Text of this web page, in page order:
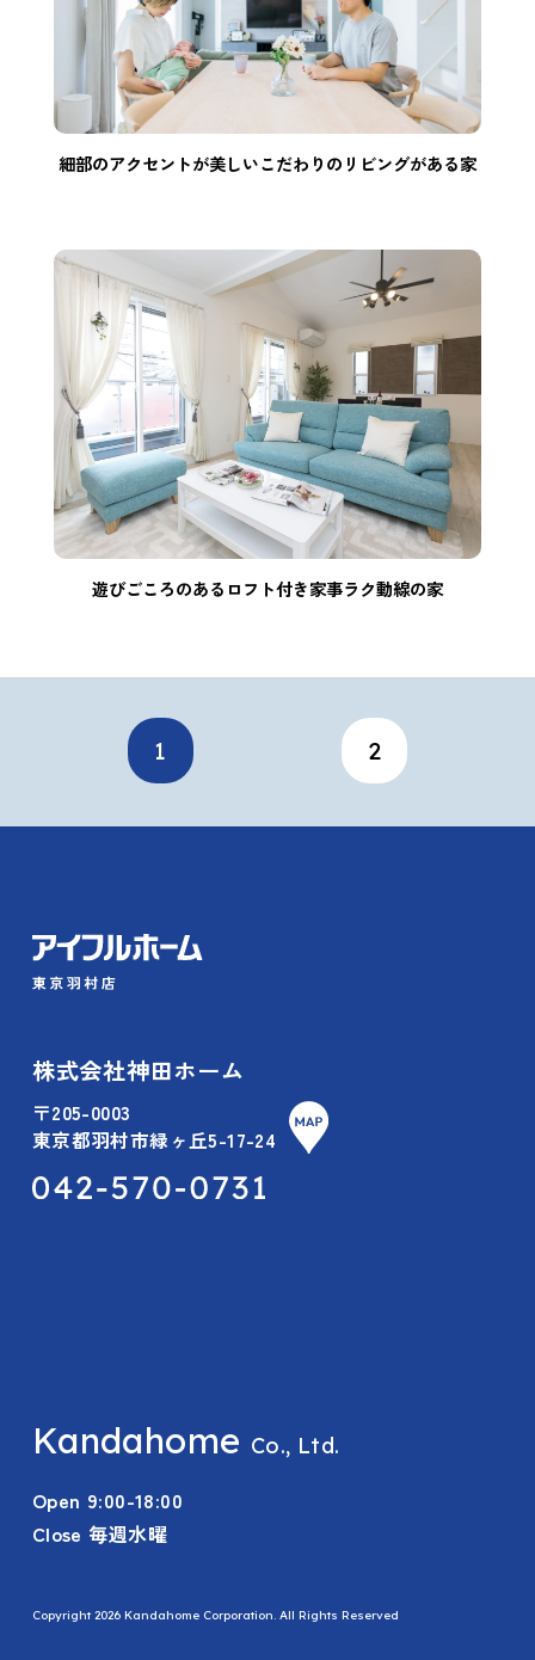
細部のアクセントが美しいこだわりのリビングがある家
遊びごころのあるロフト付き家事ラク動線の家
1 2
株式会社神田ホーム
〒205-0003
東京都羽村市緑ヶ丘5-17-24
Kandahome Co., Ltd.
Open 9:00-18:00
Close 毎週水曜
Copyright 2026 Kandahome Corporation. All Rights Reserved